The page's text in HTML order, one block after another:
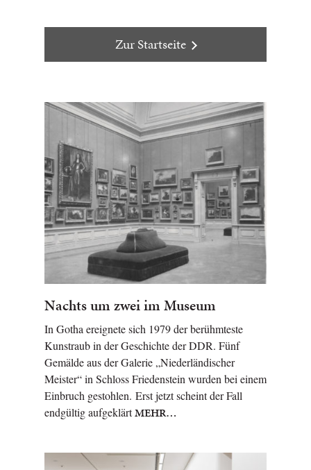
Zur Startseite
Nachts um zwei im Museum
In Gotha ereignete sich 1979 der berühmteste
Kunstraub in der Geschichte der DDR. Fünf
Gemälde aus der Galerie „Niederländischer
Meister“ in Schloss Friedenstein wurden bei einem
Einbruch gestohlen. Erst jetzt scheint der Fall
endgültig aufgeklärtMEHR…